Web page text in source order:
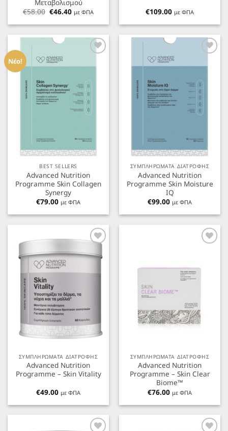
Μεταβολισμού
€58.00 Original
price
was:
€46.40Η
τρέχουσα
τιμή
€46.40.
με ΦΠΑ €109.00 με ΦΠΑ
Νέο!
Προσθήκη
BEST SELLERS
Advanced Nutrition
Programme Skin Collagen
Synergy
€79.00 με ΦΠΑ
Προσθήκη
ΣΥΜΠΛΗΡΩΜΑΤΑ ΔΙΑΤΡΟΦΗΣ
Advanced Nutrition
Programme Skin Moisture
IQ
€99.00 με ΦΠΑ
Προσθήκη
Αγαπημένα
ΣΥΜΠΛΗΡΩΜΑΤΑ ΔΙΑΤΡΟΦΗΣ
Advanced Nutrition
Programme – Skin Vitality
€49.00 με ΦΠΑ
Προσθήκη
ΣΥΜΠΛΗΡΩΜΑΤΑ ΔΙΑΤΡΟΦΗΣ
Advanced Nutrition
Programme – Skin Clear
Biome™
€76.00 με ΦΠΑ
Προσθήκη
Προσθήκη